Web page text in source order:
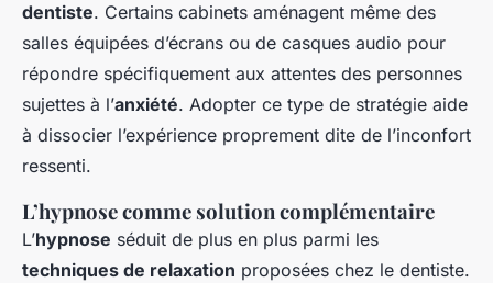
dentiste. Certains cabinets aménagent même des
salles équipées d’écrans ou de casques audio pour
répondre spécifiquement aux attentes des personnes
sujettes à l’anxiété. Adopter ce type de stratégie aide
à dissocier l’expérience proprement dite de l’inconfort
ressenti.
L’hypnose comme solution complémentaire
L’hypnose séduit de plus en plus parmi les
techniques de relaxation proposées chez le dentiste.